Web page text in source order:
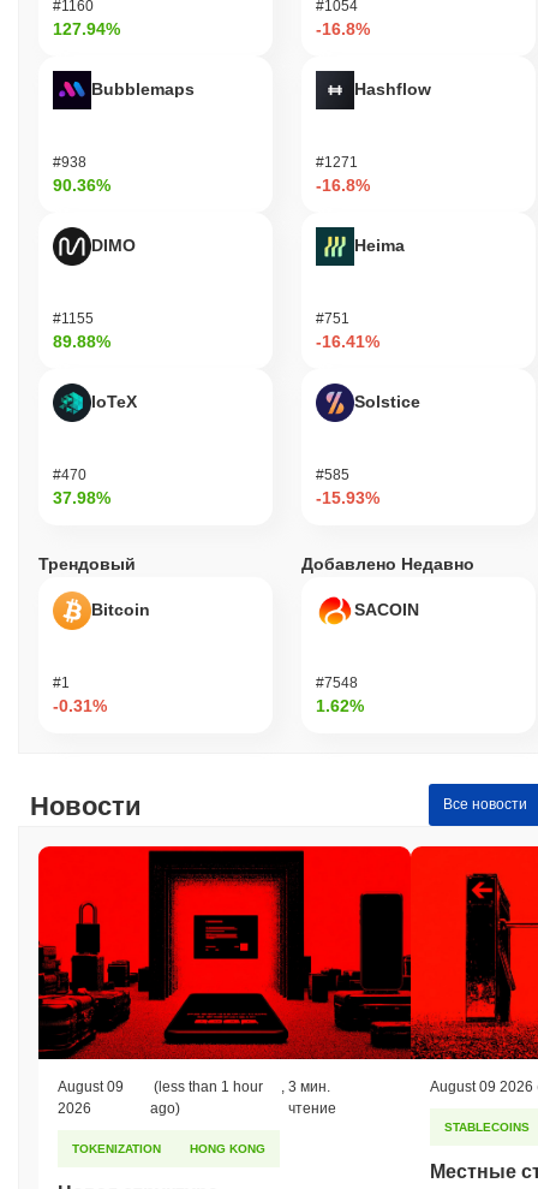
#1160
127.94%
Bubblemaps
#938
90.36%
DIMO
#1155
89.88%
IoTeX
#470
37.98%
#1054
-16.8%
Hashflow
#1271
-16.8%
Heima
#751
-16.41%
Solstice
#585
-15.93%
Трендовый
Bitcoin
#1
-0.31%
Добавлено Недавно
SACOIN
#7548
1.62%
Новости Все новости
August 09
2026
(less than 1 hour
ago)
,3 мин.
чтение
TOKENIZATION HONG KONG
August 09 2026
STABLECOINS
Местные